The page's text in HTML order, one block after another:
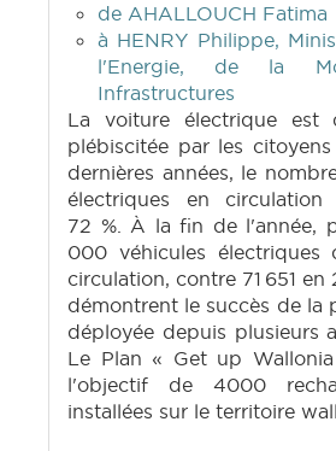
de AHALLOUCH Fatima
à HENRY Philippe,
l'Energie, de la
Infrastructures
La voiture électrique
plébiscitée par les
dernières années, le
électriques en
72 %. À la fin de l'année,
000 véhicules électriques
circulation, contre 71 651
démontrent le succès de la
déployée depuis plusieurs
Le Plan « Get up
l'objectif de 4000
installées sur le territoire